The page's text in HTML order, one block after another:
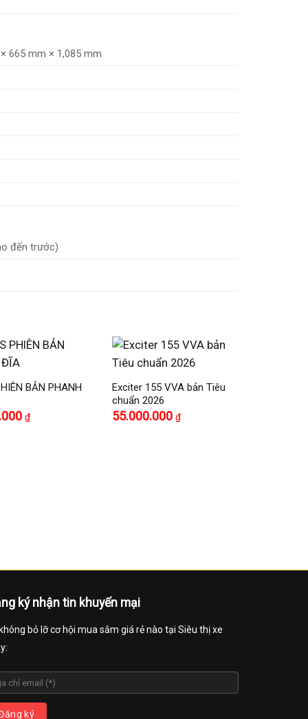
665 mm × 1,085 mm
đến trước)
BẢN PHANH
₫
Exciter 155 VVA bản Tiêu
chuẩn 2026
55.000.000₫
ký nhận tin khuyến mại
bỏ lỡ cơ hội mua sắm giá rẻ nào tại Siêu thị xe